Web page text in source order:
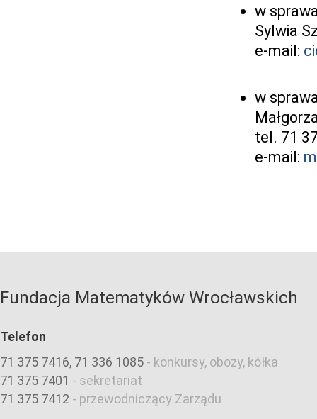
w
Sylwia
e-mail:
w
tel. 71
e-mail:
Fundacja Matematyków Wrocławskich
Telefon
71 375 7416, 71 336 1085 - konkursy, obozy, kółka
71 375 7401 - sekretariat
71 375 7412 - przewodniczący Zarządu